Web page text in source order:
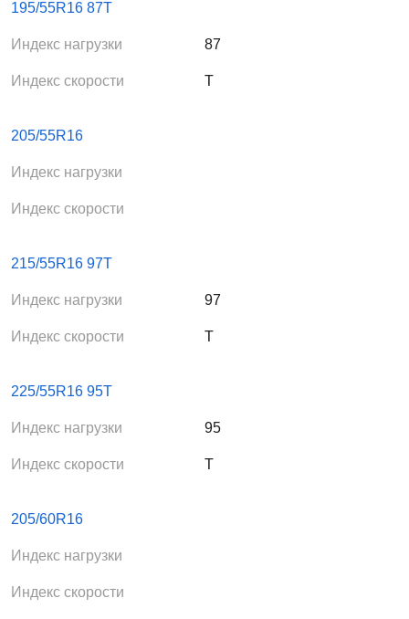
движении по обледенелой дороге.
195/55R16 87T
Индекс нагрузки 87
Индекс скорости T
205/55R16
Индекс нагрузки
Индекс скорости
215/55R16 97T
Индекс нагрузки 97
Индекс скорости T
225/55R16 95T
Индекс нагрузки 95
Индекс скорости T
205/60R16
Индекс нагрузки
Индекс скорости